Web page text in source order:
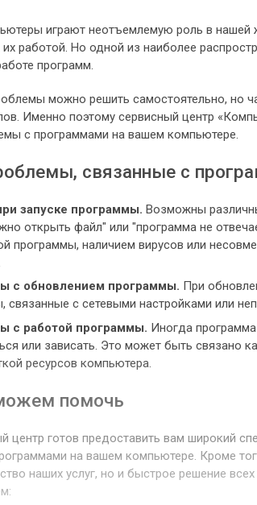
играют неотъемлемую роль в нашей
работой. Но одной из наиболее
программ.
можно решить самостоятельно, но
Именно поэтому сервисный центр
с программами на вашем компьютере.
связанные с
запуске программы. Возможны
открыть файл" или "программа не
программы, наличием вирусов или
с обновлением программы. При
связанные с сетевыми настройками или
с работой программы. Иногда
или зависать. Это может быть связано
ресурсов компьютера.
помочь
центр готов предоставить вам широкий
на вашем компьютере. Кроме
наших услуг, но и быстрое решение